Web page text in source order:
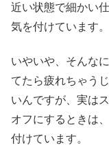
近い状態で細かい
気を付けています。
いやいや、そんな
てたら疲れちゃう
いんですが、実は
オフにするときは
付けています。